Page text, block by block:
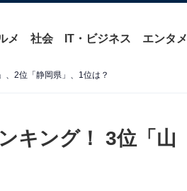
メ 社会 IT・ビジネス エンタメ
、2位「静岡県」、1位は？
キング！ 3位「山